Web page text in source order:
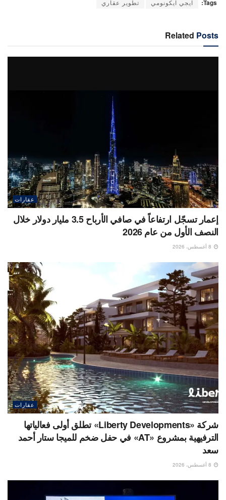
Tags: ايجي ايكونومي تطوير عقاري
Related Posts
عقارات
إعمار تسجّل ارتفاعاً في صافي الأرباح 3.5 مليار دولار خلال
النصف الأول من عام 2026
عقارات
شركة «Liberty Developments» تطلق أولى فعالياتها
الترفيهية بمشروع «AT» في حفل ضخم للميجا ستار أحمد
سعد